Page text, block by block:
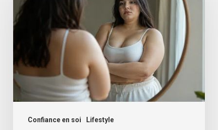
Confiance en soi Lifestyle
tu
arrêtais
de
te
battre
contre
ton
corps